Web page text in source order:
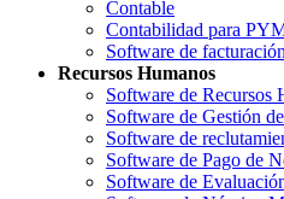
Contable
Contabilidad para
Software de facturación
Recursos Humanos
Software de Recursos
Software de Gestión
Software de
Software de Pago de
Software de